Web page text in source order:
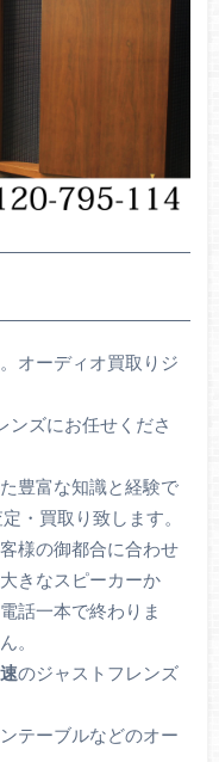
オーディオ買取りジ
ンズにお任せくださ
豊富な知識と経験で
・買取り致します。
様の御都合に合わせ
きなスピーカーか
話一本で終わりま
。
のジャストフレンズ
テーブルなどのオー